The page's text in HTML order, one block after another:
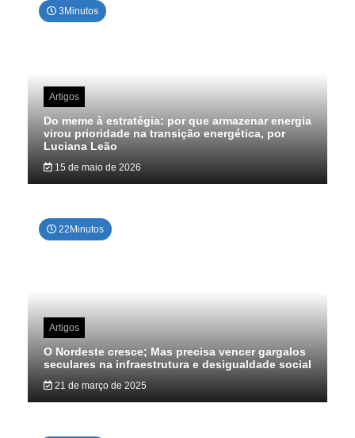
3Minutos
Artigos
Do meme à estratégia: por que armazenar energia
virou prioridade na transição energética, por
Luciana Leão
15 de maio de 2026
22Minutos
Artigos
O Nordeste cresce; Mas precisa vencer gargalos
seculares na infraestrutura e desigualdade social
21 de março de 2025